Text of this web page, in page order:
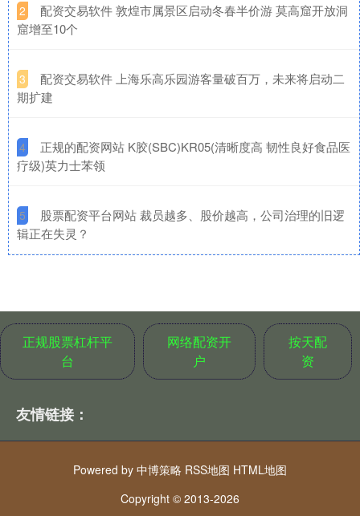
2
​配资交易软件 敦煌市属景区启动冬春半价游 莫高窟开放洞
窟增至10个
3
​配资交易软件 上海乐高乐园游客量破百万，未来将启动二
期扩建
4
​正规的配资网站 K胶(SBC)KR05(清晰度高 韧性良好食品医
疗级)英力士苯领
5
​股票配资平台网站 裁员越多、股价越高，公司治理的旧逻
辑正在失灵？
正规股票杠杆平
台
网络配资开
户
按天配
资
友情链接：
Powered by 中博策略 RSS地图 HTML地图
Copyright © 2013-2026